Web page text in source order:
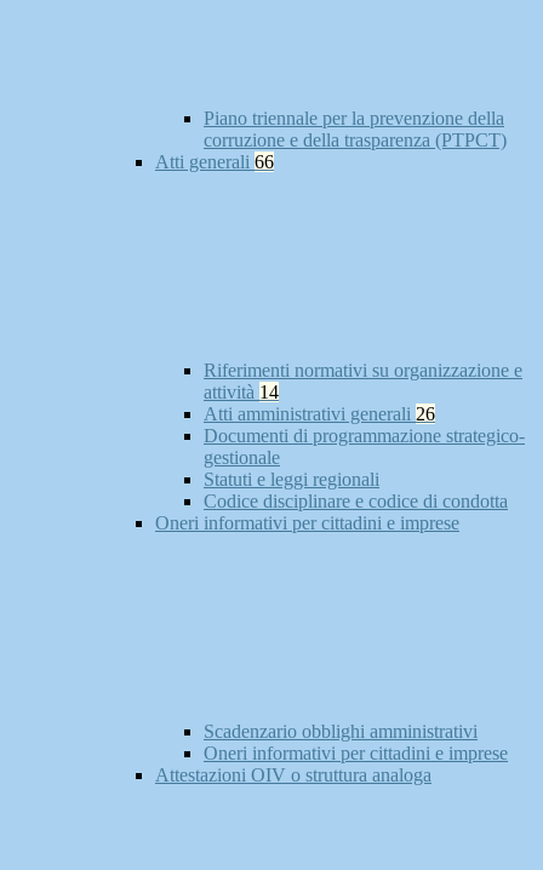
Piano triennale per la prevenzione della
corruzione e della trasparenza (PTPCT)
Atti generali 66
Riferimenti normativi su organizzazione e
attività 14
Atti amministrativi generali 26
Documenti di programmazione strategico-
gestionale
Statuti e leggi regionali
Codice disciplinare e codice di condotta
Oneri informativi per cittadini e imprese
Scadenzario obblighi amministrativi
Oneri informativi per cittadini e imprese
Attestazioni OIV o struttura analoga